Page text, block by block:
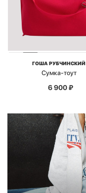
ГОША РУБЧИНСКИЙ
Сумка-тоут
6 900₽